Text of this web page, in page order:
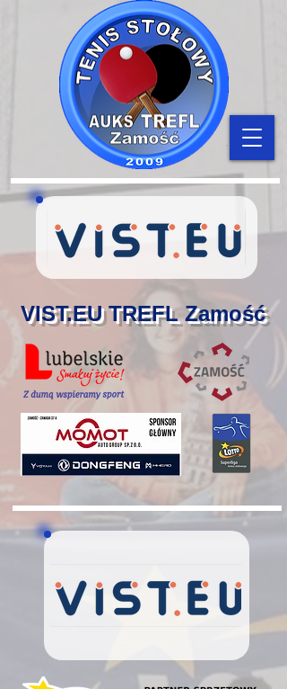
VIST.EU TREFL Zamość